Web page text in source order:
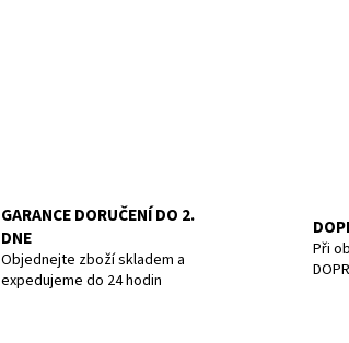
GARANCE DORUČENÍ DO 2.
DNE
Objednejte zboží skladem a
expedujeme do 24 hodin
Při